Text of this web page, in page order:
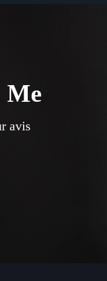
Me
avis